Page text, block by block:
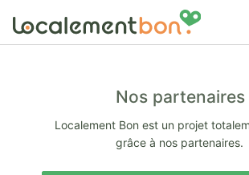
Nos partenaires
Localement Bon est un projet
grâce à nos partenaires.